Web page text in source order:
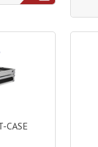
CASE